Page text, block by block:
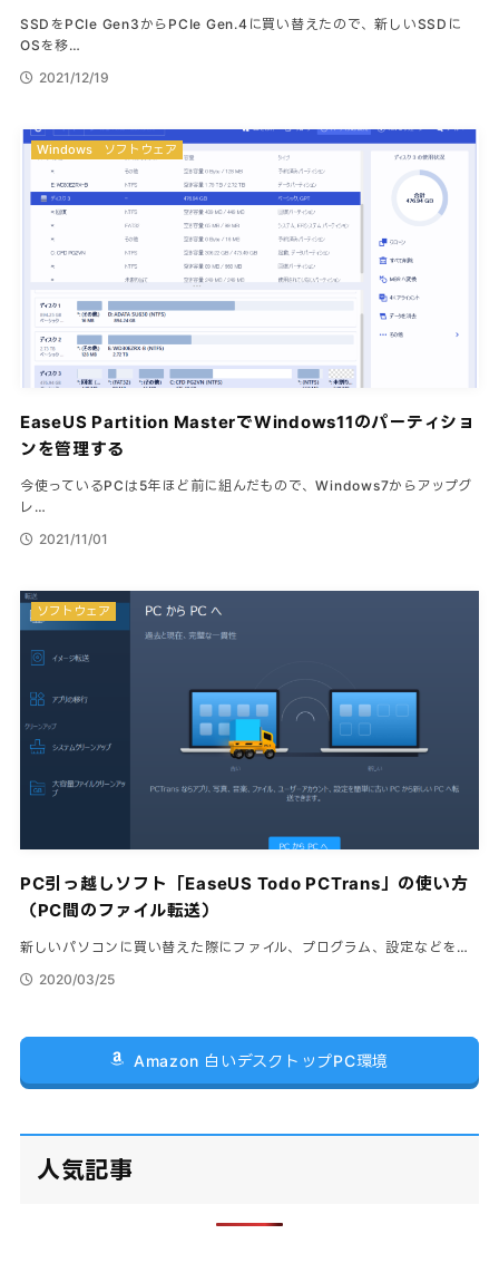
SSDをPCIe Gen3からPCIe Gen.4に買い替えたので、新しいSSDに
OSを移…
2021/12/19
EaseUS Partition MasterでWindows11のパーティショ
ンを管理する
今使っているPCは5年ほど前に組んだもので、Windows7からアップグ
レ…
2021/11/01
Windows ソフトウェア
PC引っ越しソフト「EaseUS Todo PCTrans」の使い方
（PC間のファイル転送）
新しいパソコンに買い替えた際にファイル、プログラム、設定などを…
2020/03/25
ソフトウェア
Amazon 白いデスクトップPC環境
人気記事